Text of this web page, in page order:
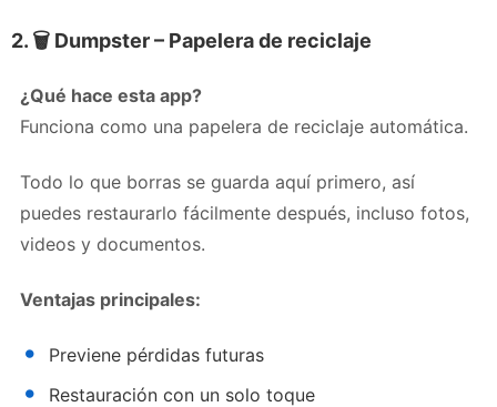
2. 🗑️ Dumpster – Papelera de reciclaje
¿Qué hace esta app?
Funciona como una papelera de reciclaje automática.
Todo lo que borras se guarda aquí primero, así
puedes restaurarlo fácilmente después, incluso fotos,
videos y documentos.
Ventajas principales:
Previene pérdidas futuras
Restauración con un solo toque